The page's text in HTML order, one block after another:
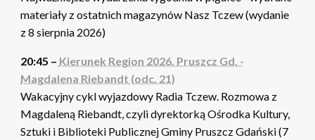
materiały z ostatnich magazynów Nasz Tczew (wydanie
z 8 sierpnia 2026)
20:45 – Kierunek Region 2026. Pruszcz Gd. -
Magdalena Riebandt (odc. 21)
Wakacyjny cykl wyjazdowy Radia Tczew. Rozmowa z
Magdaleną Riebandt, czyli dyrektorką Ośrodka Kultury,
Sztuki i Biblioteki Publicznej Gminy Pruszcz Gdański (7